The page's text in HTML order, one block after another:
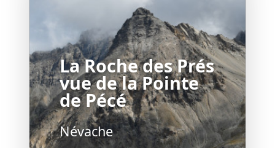
La Roche des Prés
vue de la Pointe
de Pécé
Névache